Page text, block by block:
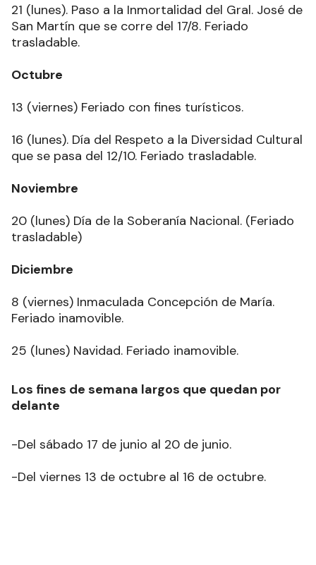
21 (lunes). Paso a la Inmortalidad del Gral. José de
San Martín que se corre del 17/8. Feriado
trasladable.
Octubre
13 (viernes) Feriado con fines turísticos.
16 (lunes). Día del Respeto a la Diversidad Cultural
que se pasa del 12/10. Feriado trasladable.
Noviembre
20 (lunes) Día de la Soberanía Nacional. (Feriado
trasladable)
Diciembre
8 (viernes) Inmaculada Concepción de María.
Feriado inamovible.
25 (lunes) Navidad. Feriado inamovible.
Los fines de semana largos que quedan por
delante
-Del sábado 17 de junio al 20 de junio.
-Del viernes 13 de octubre al 16 de octubre.